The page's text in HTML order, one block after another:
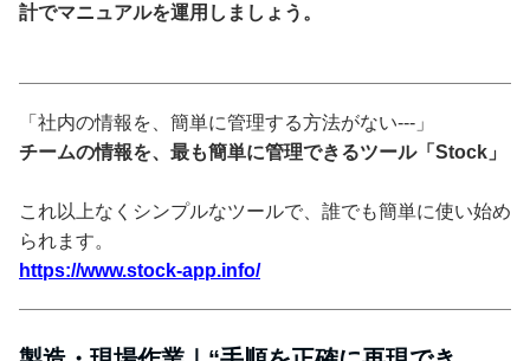
計でマニュアルを運用しましょう。
「社内の情報を、簡単に管理する方法がない---」
チームの情報を、最も簡単に管理できるツール「Stock」
これ以上なくシンプルなツールで、誰でも簡単に使い始め
られます。
https://www.stock-app.info/